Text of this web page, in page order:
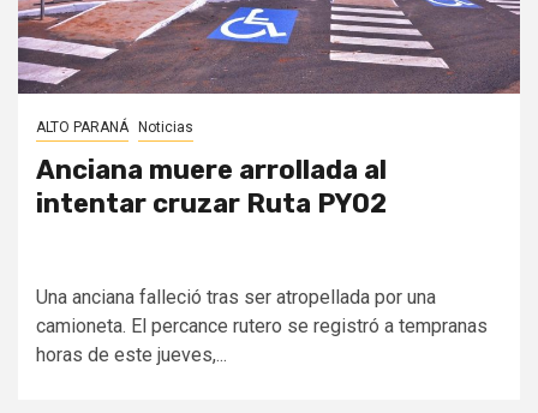
ALTO PARANÁ Noticias
Anciana muere arrollada al
intentar cruzar Ruta PY02
Una anciana falleció tras ser atropellada por una
camioneta. El percance rutero se registró a tempranas
horas de este jueves,...